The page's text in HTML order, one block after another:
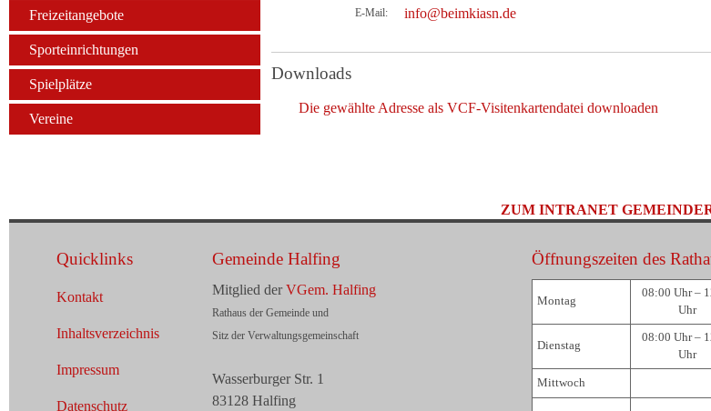
Freizeitangebote
Sporteinrichtungen
Spielplätze
Vereine
E-Mail: info@beimkiasn.de
Downloads
Die gewählte Adresse als VCF-Visitenkartendatei downloaden
ZUM INTRANET
Quicklinks
Kontakt
Inhaltsverzeichnis
Impressum
Datenschutz
Gemeinde Halfing
Mitglied derVGem. Halfing
Rathaus der Gemeinde und
Sitz der Verwaltungsgemeinschaft
Wasserburger Str. 1
83128 Halfing
Öffnungszeiten des
Montag
08:00 Uhr –
Uhr
Dienstag
08:00 Uhr –
Uhr
Mittwoch